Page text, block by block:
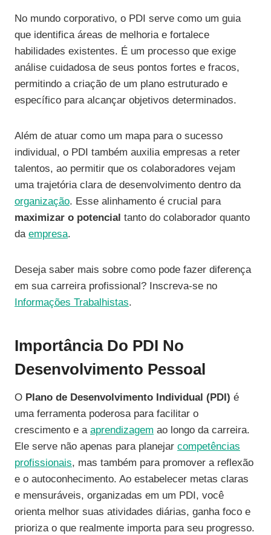
No mundo corporativo, o PDI serve como um guia
que identifica áreas de melhoria e fortalece
habilidades existentes. É um processo que exige
análise cuidadosa de seus pontos fortes e fracos,
permitindo a criação de um plano estruturado e
específico para alcançar objetivos determinados.
Além de atuar como um mapa para o sucesso
individual, o PDI também auxilia empresas a reter
talentos, ao permitir que os colaboradores vejam
uma trajetória clara de desenvolvimento dentro da
organização. Esse alinhamento é crucial para
maximizar o potencial tanto do colaborador quanto
da empresa.
Deseja saber mais sobre como pode fazer diferença
em sua carreira profissional? Inscreva-se no
Informações Trabalhistas.
Importância Do PDI No
Desenvolvimento Pessoal
O Plano de Desenvolvimento Individual (PDI) é
uma ferramenta poderosa para facilitar o
crescimento e a aprendizagem ao longo da carreira.
Ele serve não apenas para planejar competências
profissionais, mas também para promover a reflexão
e o autoconhecimento. Ao estabelecer metas claras
e mensuráveis, organizadas em um PDI, você
orienta melhor suas atividades diárias, ganha foco e
prioriza o que realmente importa para seu progresso.